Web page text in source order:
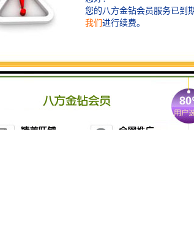
：双龙夺宝